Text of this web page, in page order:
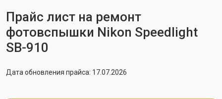
Прайс лист на ремонт
фотовспышки Nikon Speedlight
SB-910
Дата обновления прайса: 17.07.2026